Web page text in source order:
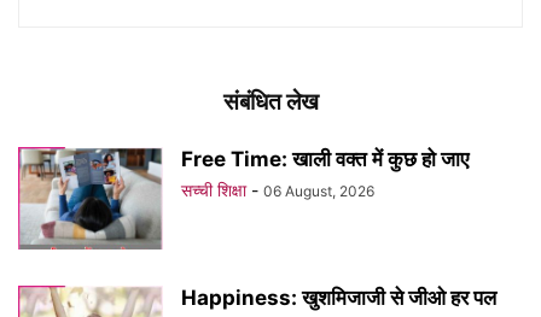
संबंधित लेख
Free Time: खाली वक्त में कुछ हो जाए
सच्ची शिक्षा - 06 August, 2026
Happiness: खुशमिजाजी से जीओ हर पल